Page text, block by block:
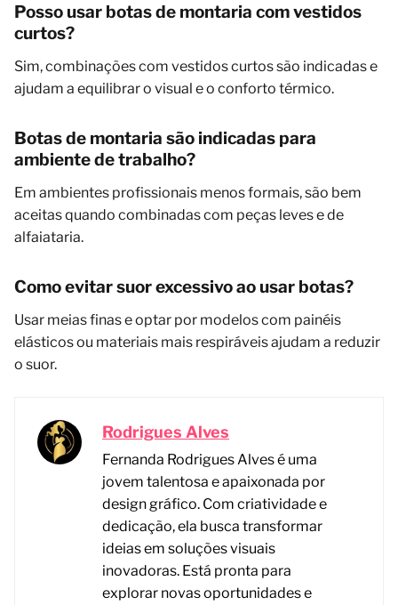
Posso usar botas de montaria com vestidos
curtos?
Sim, combinações com vestidos curtos são indicadas e
ajudam a equilibrar o visual e o conforto térmico.
Botas de montaria são indicadas para
ambiente de trabalho?
Em ambientes profissionais menos formais, são bem
aceitas quando combinadas com peças leves e de
alfaiataria.
Como evitar suor excessivo ao usar botas?
Usar meias finas e optar por modelos com painéis
elásticos ou materiais mais respiráveis ajudam a reduzir
o suor.
Rodrigues Alves
Fernanda Rodrigues Alves é uma
jovem talentosa e apaixonada por
design gráfico. Com criatividade e
dedicação, ela busca transformar
ideias em soluções visuais
inovadoras. Está pronta para
explorar novas oportunidades e